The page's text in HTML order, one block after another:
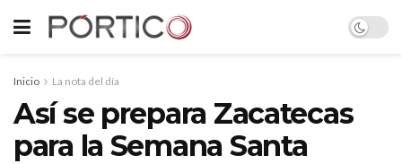
Inicio La nota del día
Así se prepara Zacatecas
para la Semana Santa